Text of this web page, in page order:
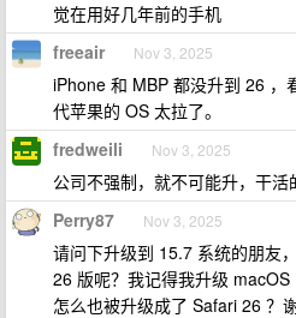
觉在用好几年前的手机
freeair Nov 3, 2025
iPhone 和 MBP 都没升到 26 ，
代苹果的 OS 太拉了。
fredweili Nov 3, 2025
公司不强制，就不可能升，干
Perry87 Nov 3, 2025
请问下升级到 15.7 系统的朋友
26 版呢？我记得我升级 macOS
怎么也被升级成了 Safari 26 ？